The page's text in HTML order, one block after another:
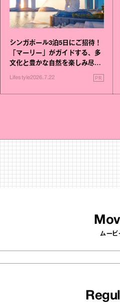
シンガポール3泊5日にご招待！
「マーリー」がガイドする、多
文化と豊かな自然を楽しみ尽く
Lifestyle2026.7.22 PR
ムービ